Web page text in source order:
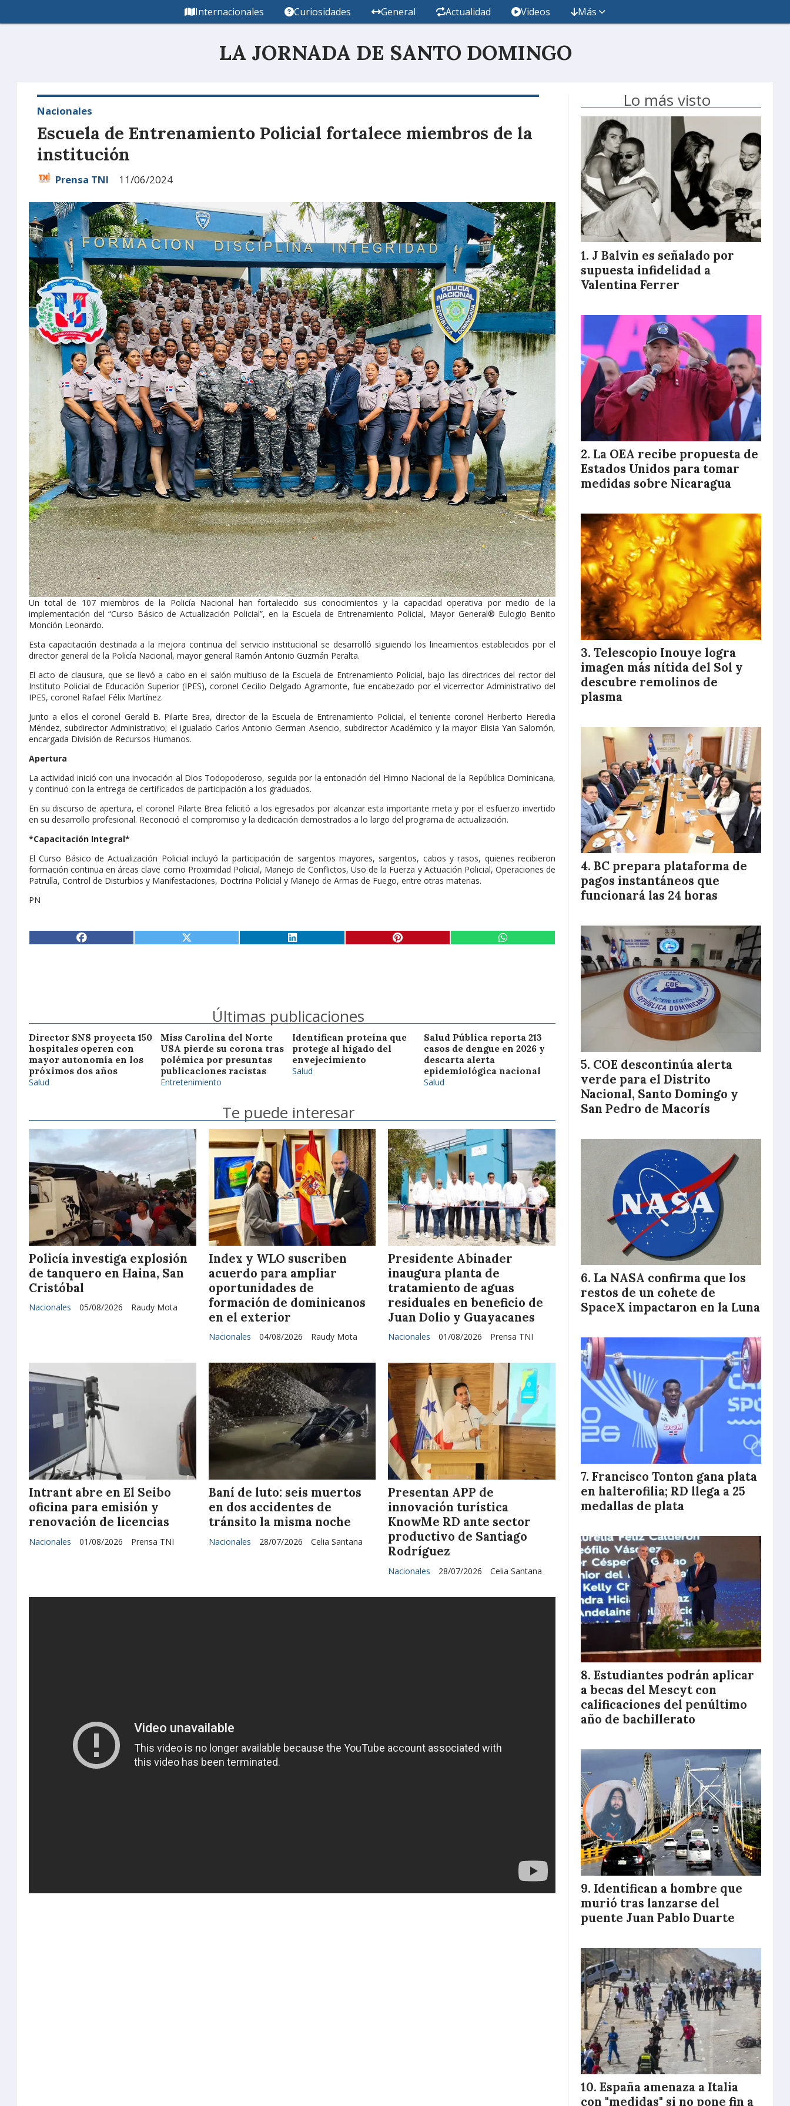
LA JORNADA DE SANTO DOMINGO
Internacionales Curiosidades General Actualidad Videos Más
Escuela de Entrenamiento Policial fortalece miembros de la
institución
Nacionales
11/06/2024
Prensa TNI
Un total de 107 miembros de la Policía Nacional han fortalecido sus conocimientos y la capacidad operativa por medio de la
implementación del “Curso Básico de Actualización Policial”, en la Escuela de Entrenamiento Policial, Mayor General®️ Eulogio Benito
Monción Leonardo.
Esta capacitación destinada a la mejora continua del servicio institucional se desarrolló siguiendo los lineamientos establecidos por el
director general de la Policía Nacional, mayor general Ramón Antonio Guzmán Peralta.
El acto de clausura, que se llevó a cabo en el salón multiuso de la Escuela de Entrenamiento Policial, bajo las directrices del rector del
Instituto Policial de Educación Superior (IPES), coronel Cecilio Delgado Agramonte, fue encabezado por el vicerrector Administrativo del
IPES, coronel Rafael Félix Martínez.
Junto a ellos el coronel Gerald B. Pilarte Brea, director de la Escuela de Entrenamiento Policial, el teniente coronel Heriberto Heredia
Méndez, subdirector Administrativo; el igualado Carlos Antonio German Asencio, subdirector Académico y la mayor Elisia Yan Salomón,
encargada División de Recursos Humanos.
Apertura
La actividad inició con una invocación al Dios Todopoderoso, seguida por la entonación del Himno Nacional de la República Dominicana,
y continuó con la entrega de certificados de participación a los graduados.
En su discurso de apertura, el coronel Pilarte Brea felicitó a los egresados por alcanzar esta importante meta y por el esfuerzo invertido
en su desarrollo profesional. Reconoció el compromiso y la dedicación demostrados a lo largo del programa de actualización.
*Capacitación Integral*
El Curso Básico de Actualización Policial incluyó la participación de sargentos mayores, sargentos, cabos y rasos, quienes recibieron
formación continua en áreas clave como Proximidad Policial, Manejo de Conflictos, Uso de la Fuerza y Actuación Policial, Operaciones de
Patrulla, Control de Disturbios y Manifestaciones, Doctrina Policial y Manejo de Armas de Fuego, entre otras materias.
PN
Últimas publicaciones
Director SNS proyecta 150
hospitales operen con
mayor autonomía en los
próximos dos años
Salud
Miss Carolina del Norte
USA pierde su corona tras
polémica por presuntas
publicaciones racistas
Entretenimiento
Identifican proteína que
protege al hígado del
envejecimiento
Salud
Salud Pública reporta 213
casos de dengue en 2026 y
descarta alerta
epidemiológica nacional
Salud
Te puede interesar
Policía investiga explosión
de tanquero en Haina, San
Cristóbal
Raudy Mota
Nacionales 05/08/2026
Index y WLO suscriben
acuerdo para ampliar
oportunidades de
formación de dominicanos
en el exterior
Raudy Mota
Nacionales 04/08/2026
Presidente Abinader
inaugura planta de
tratamiento de aguas
residuales en beneficio de
Juan Dolio y Guayacanes
Prensa TNI
Nacionales 01/08/2026
Intrant abre en El Seibo
oficina para emisión y
renovación de licencias
Prensa TNI
Nacionales 01/08/2026
Baní de luto: seis muertos
en dos accidentes de
tránsito la misma noche
Celia Santana
Nacionales 28/07/2026
Presentan APP de
innovación turística
KnowMe RD ante sector
productivo de Santiago
Rodríguez
Celia Santana
Nacionales 28/07/2026
Lo más visto
J Balvin es señalado por
supuesta infidelidad a
Valentina Ferrer
La OEA recibe propuesta de
Estados Unidos para tomar
medidas sobre Nicaragua
Telescopio Inouye logra
imagen más nítida del Sol y
descubre remolinos de
plasma
BC prepara plataforma de
pagos instantáneos que
funcionará las 24 horas
COE descontinúa alerta
verde para el Distrito
Nacional, Santo Domingo y
San Pedro de Macorís
La NASA confirma que los
restos de un cohete de
SpaceX impactaron en la Luna
Francisco Tonton gana plata
en halterofilia; RD llega a 25
medallas de plata
Estudiantes podrán aplicar
a becas del Mescyt con
calificaciones del penúltimo
año de bachillerato
Identifican a hombre que
murió tras lanzarse del
puente Juan Pablo Duarte
España amenaza a Italia
con "medidas" si no pone fin a